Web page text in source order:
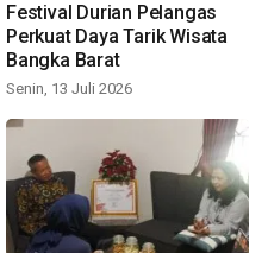
Festival Durian Pelangas
Perkuat Daya Tarik Wisata
Bangka Barat
Senin, 13 Juli 2026